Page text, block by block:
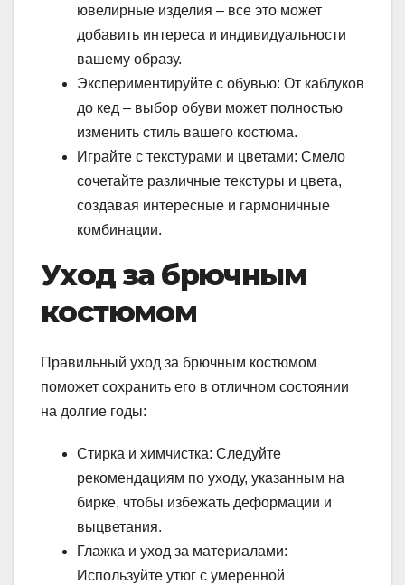
ювелирные изделия – все это может
добавить интереса и индивидуальности
вашему образу.
Экспериментируйте с обувью: От каблуков
до кед – выбор обуви может полностью
изменить стиль вашего костюма.
Играйте с текстурами и цветами: Смело
сочетайте различные текстуры и цвета,
создавая интересные и гармоничные
комбинации.
Уход за брючным
костюмом
Правильный уход за брючным костюмом
поможет сохранить его в отличном состоянии
на долгие годы:
Стирка и химчистка: Следуйте
рекомендациям по уходу, указанным на
бирке, чтобы избежать деформации и
выцветания.
Глажка и уход за материалами:
Используйте утюг с умеренной